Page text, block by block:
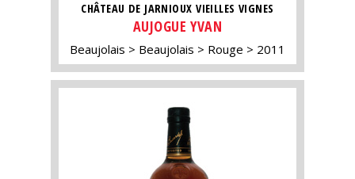
CHÂTEAU DE JARNIOUX VIEILLES VIGNES
AUJOGUE YVAN
Beaujolais Beaujolais Rouge 2011